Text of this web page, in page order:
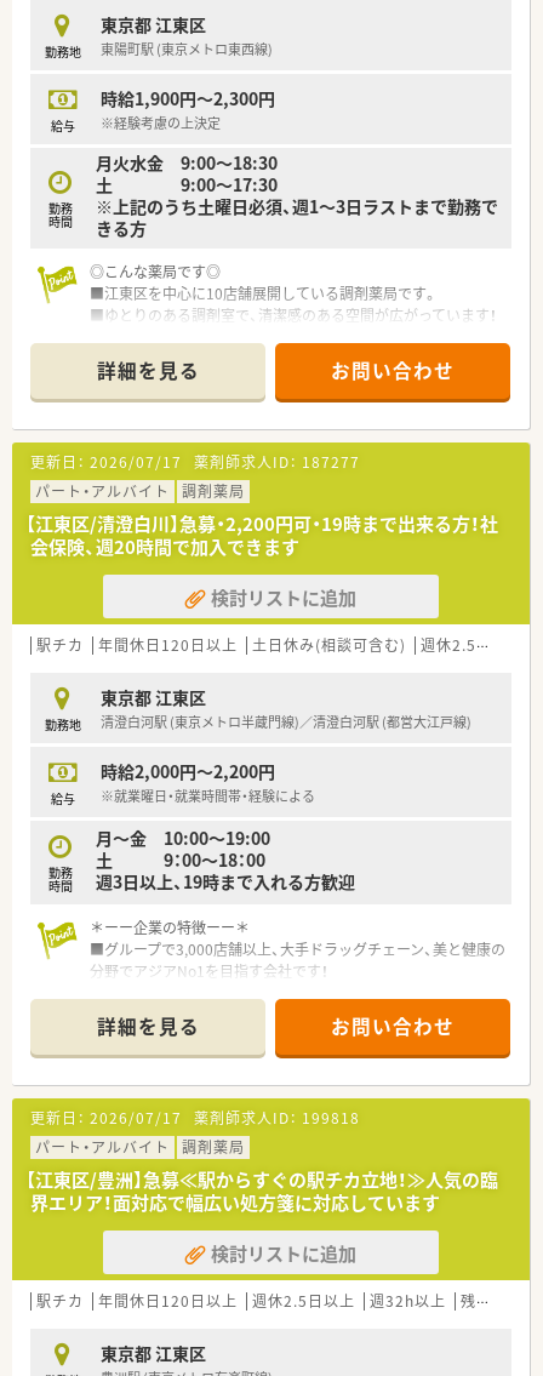
勤務地
東京都 江東区
東陽町駅 (東京メトロ東西線)
給与
時給1,900円～2,300円
※経験考慮の上決定
勤務
時間
月火水金 9:00～18:30
土 9:00～17:30
※上記のうち土曜日必須、週1～3日ラストまで勤務で
きる方
◎こんな薬局です◎
■江東区を中心に10店舗展開している調剤薬局です。
■ゆとりのある調剤室で、清潔感のある空間が広がっています！
ります。
■育児休暇から復帰されている方が複数おり、子育てへの理解が
深い会社です。
■従業員みな協力し合いながら業務を行っており、働きやすい環
境作りに努めています。
詳細を見る お問い合わせ
更新日： 2026/07/17 薬剤師求人ID： 187277
パート・アルバイト
調剤薬局
【江東区/清澄白川】急募・2,200円可・19時まで出来る方！社
会保険、週20時間で加入できます
検討リストに追加
駅チカ 年間休日120日以上 土日休み(相談可含む) 週休2.5日以上
勤務地
東京都 江東区
清澄白河駅 (東京メトロ半蔵門線)／清澄白河駅 (都営大江戸線)
給与
時給2,000円～2,200円
※就業曜日・就業時間帯・経験による
勤務
時間
月～金 10:00～19:00
土 9：00～18：00
週3日以上、19時まで入れる方歓迎
＊ーー企業の特徴ーー＊
■グループで3,000店舗以上、大手ドラッグチェーン、美と健康の
分野でアジアNo1を目指す会社です！
タジオを設け、栄養士・薬剤師・化粧品担当者が様々な視点からお
客様の健康を管理！！
■健康サポート薬局を2017年3店舗→2018年7月16店舗→2022
年3月には50店舗へ拡大を予定しています。
■こんな社風です！「自由度が高くチャレンジしやすい環境」
社内公募制度があり、自らチャンスを掴むことができます♪
社員は全員さん付けで呼び、明るく風通しの良い環境を目指して
います！
＊ーー働きやすい環境♪ーー＊
■全店舗に錠剤監査システム・音声入力システム・監査システム
を導入し、機械化をはかり薬剤師に求められる対人業務に注力し
ています♪
高位の3段階目）」認定を取得しています！
女性の働きやすく、活躍している社員もたくさんいます♪
詳細を見る お問い合わせ
更新日： 2026/07/17 薬剤師求人ID： 199818
パート・アルバイト
調剤薬局
【江東区/豊洲】急募≪駅からすぐの駅チカ立地！≫人気の臨
界エリア！面対応で幅広い処方箋に対応しています
検討リストに追加
駅チカ 年間休日120日以上 週休2.5日以上 週32h以上 残業なし(ほぼなし含む)
東京都 江東区